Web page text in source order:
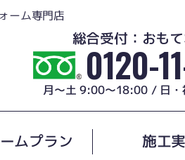
ーム専門店
総合受付：おも
0120-
月～土 9:00～18:00 / 日
ムプラン 施工